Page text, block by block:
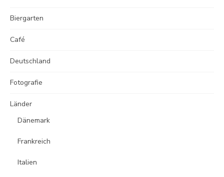
Biergarten
Café
Deutschland
Fotografie
Länder
Dänemark
Frankreich
Italien